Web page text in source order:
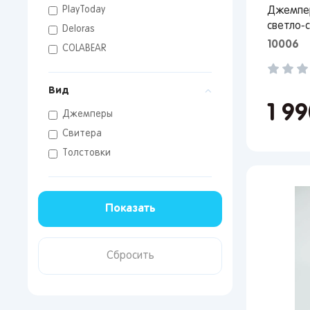
PlayToday
Deloras
COLABEAR
Вид
Джемперы
Свитера
Толстовки
светло-
10006
1